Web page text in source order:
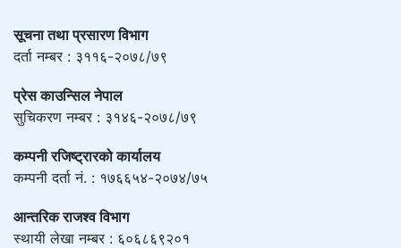
सूचना तथा प्रसारण विभाग
दर्ता नम्बर : ३११६-२०७८/७९
प्रेस काउन्सिल नेपाल
सुचिकरण नम्बर : ३१४६-२०७८/७९
कम्पनी रजिष्ट्रारको कार्यालय
कम्पनी दर्ता नं. : १७६६५४-२०७४/७५
आन्तरिक राजश्व विभाग
स्थायी लेखा नम्बर : ६०६८६९२०१